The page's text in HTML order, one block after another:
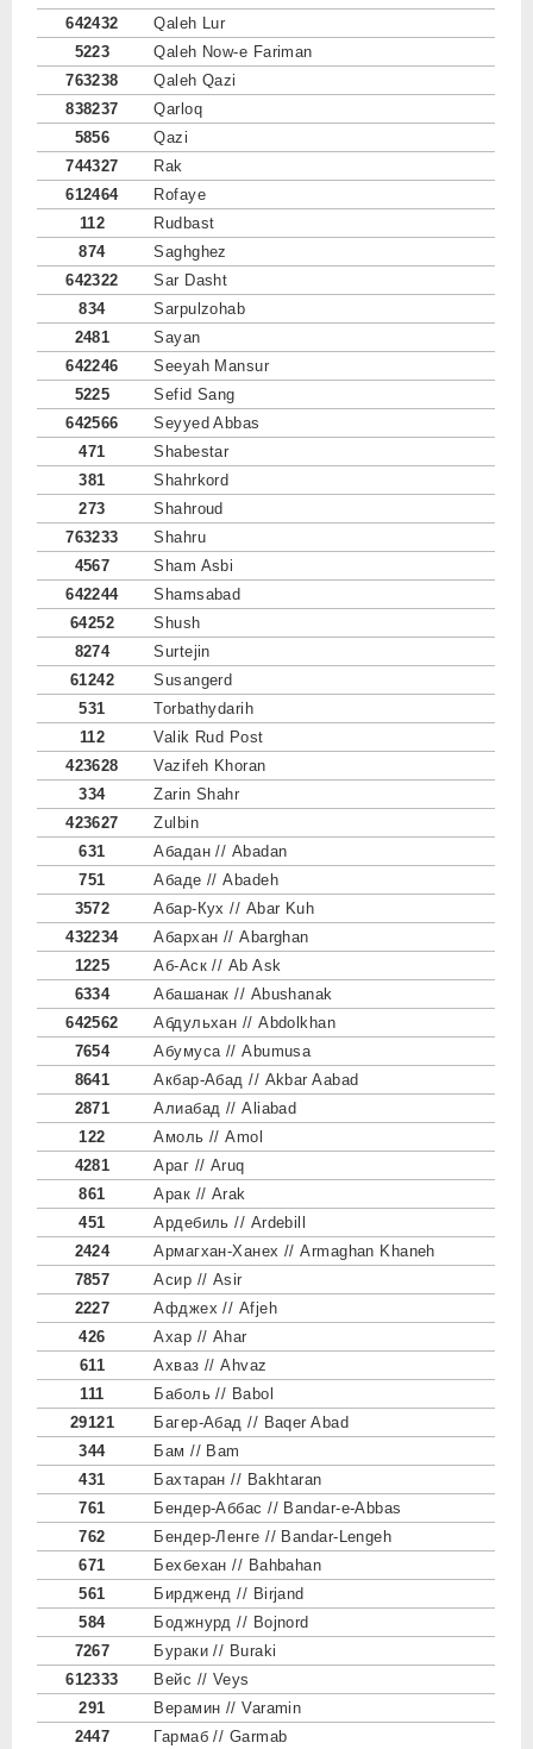
642432
Qaleh Lur
5223
Qaleh Now-e Fariman
763238
Qaleh Qazi
838237
Qarloq
5856
Qazi
744327
Rak
612464
Rofaye
112
Rudbast
874
Saghghez
642322
Sar Dasht
834
Sarpulzohab
2481
Sayan
642246
Seeyah Mansur
5225
Sefid Sang
642566
Seyyed Abbas
471
Shabestar
381
Shahrkord
273
Shahroud
763233
Shahru
4567
Sham Asbi
642244
Shamsabad
64252
Shush
8274
Surtejin
61242
Susangerd
531
Torbathydarih
112
Valik Rud Post
423628
Vazifeh Khoran
334
Zarin Shahr
423627
Zulbin
631
Абадан // Abadan
751
Абаде // Abadeh
3572
Абар-Кух // Abar Kuh
432234
Абархан // Abarghan
1225
Аб-Аск // Ab Ask
6334
Абашанак // Abushanak
642562
Абдульхан // Abdolkhan
7654
Абумуса // Abumusa
8641
Акбар-Абад // Akbar Aabad
2871
Алиабад // Aliabad
122
Амоль // Amol
4281
Араг // Aruq
861
Арак // Arak
451
Ардебиль // Ardebill
2424
Армагхан-Ханех // Armaghan Khaneh
7857
Асир // Asir
2227
Афджех // Afjeh
426
Ахар // Ahar
611
Ахваз // Ahvaz
111
Баболь // Babol
29121
Багер-Абад // Baqer Abad
344
Бам // Bam
431
Бахтаран // Bakhtaran
761
Бендер-Аббас // Bandar-e-Abbas
762
Бендер-Ленге // Bandar-Lengeh
671
Бехбехан // Bahbahan
561
Бирдженд // Birjand
584
Боджнурд // Bojnord
7267
Бураки // Buraki
612333
Вейс // Veys
291
Верамин // Varamin
2447
Гармаб // Garmab